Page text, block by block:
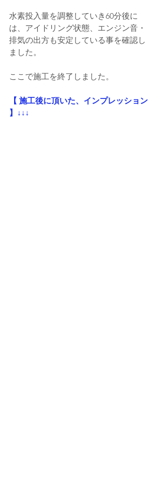
水素投入量を調整していき60分後に
は、アイドリング状態、エンジン音・
排気の出方も安定している事を確認し
ました。
ここで施工を終了しました。
【 施工後に頂いた、インプレッション
】↓↓↓